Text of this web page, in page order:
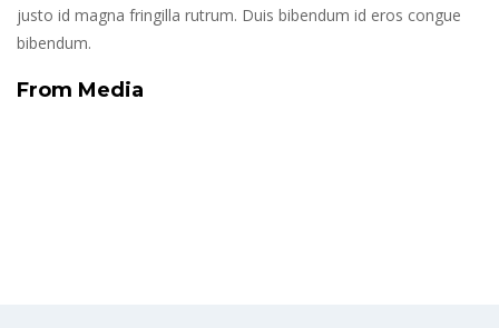
justo id magna fringilla rutrum. Duis bibendum id eros congue
bibendum.
From Media